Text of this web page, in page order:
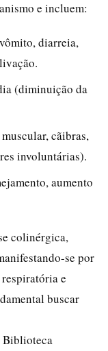
e incluem:
diarreia,
(diminuição da
cãibras,
involuntárias).
aumento
colinérgica,
se por
e
buscar
Biblioteca